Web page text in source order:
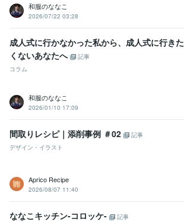
和服のななこ
2026/07/22 03:28
成人式に行かなかった私から、成人式に行きた
くないあなたへ
記事
コラム
和服のななこ
2026/01/10 17:09
間取りレシピ｜添削事例 ＃02
記事
デザイン・イラスト
Aprico Recipe
2026/08/07 11:40
ななこキッチン-コロッケ-
記事